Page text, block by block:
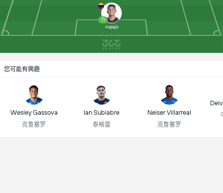
7.1
Aspajo
您可能有興趣
Wesley Gassova
克鲁塞罗
Ian Subiabre
泰格雷
Neiser Villarreal
克鲁塞罗